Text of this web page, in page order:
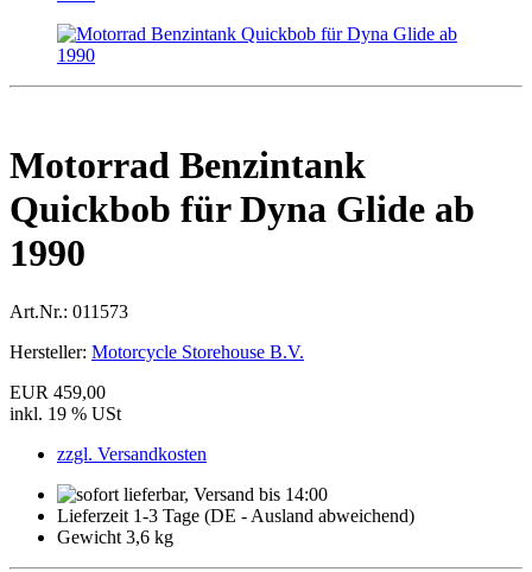
Motorrad Benzintank
Quickbob für Dyna Glide ab
1990
Art.Nr.: 011573
Hersteller: Motorcycle Storehouse B.V.
EUR 459,00
inkl. 19 % USt
zzgl. Versandkosten
Lieferzeit 1-3 Tage (DE - Ausland abweichend)
Gewicht 3,6 kg